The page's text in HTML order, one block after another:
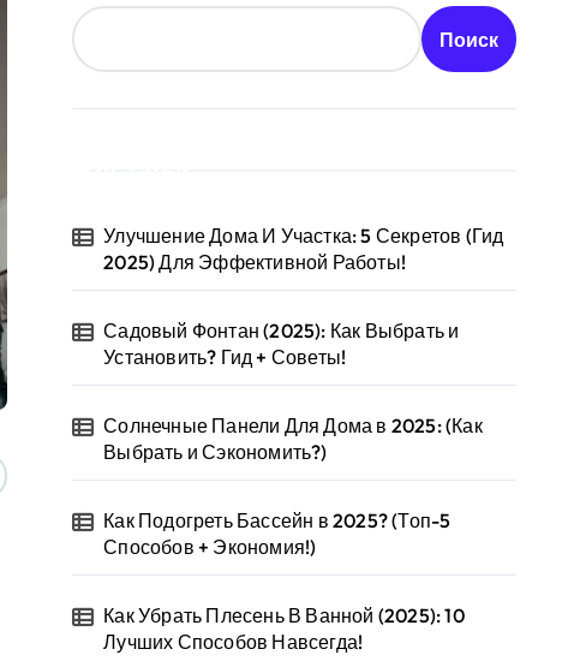
Поиск
Улучшение Дома И Участка: 5 Секретов (Гид
2025) Для Эффективной Работы!
Садовый Фонтан (2025): Как Выбрать и
Установить? Гид + Советы!
Солнечные Панели Для Дома в 2025: (Как
Выбрать и Сэкономить?)
Как Подогреть Бассейн в 2025? (Топ-5
Способов + Экономия!)
Как Убрать Плесень В Ванной (2025): 10
Лучших Способов Навсегда!